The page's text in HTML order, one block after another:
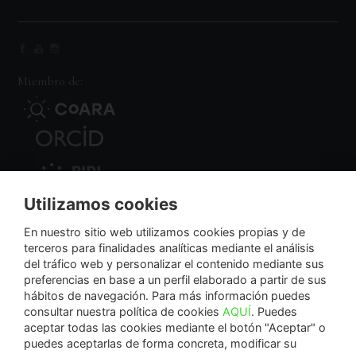
Miembro de:
Nodo Regional
NextGenerationEU
La Fundación Séneca-Agencia de Ciencia y Tecnología de la Región de Murcia es una
Utilizamos cookies
En nuestro sitio web utilizamos cookies propias y de
terceros para finalidades analíticas mediante el análisis
del tráfico web y personalizar el contenido mediante sus
preferencias en base a un perfil elaborado a partir de sus
hábitos de navegación. Para más información puedes
consultar nuestra política de cookies AQUÍ. Puedes
aceptar todas las cookies mediante el botón "Aceptar" o
puedes aceptarlas de forma concreta, modificar su